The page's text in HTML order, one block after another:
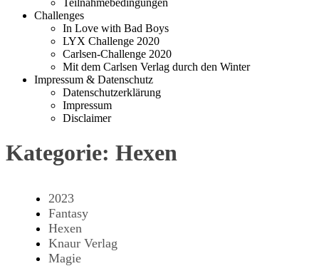
Teilnahmebedingungen
Challenges
In Love with Bad Boys
LYX Challenge 2020
Carlsen-Challenge 2020
Mit dem Carlsen Verlag durch den Winter
Impressum & Datenschutz
Datenschutzerklärung
Impressum
Disclaimer
Kategorie: Hexen
2023
Fantasy
Hexen
Knaur Verlag
Magie